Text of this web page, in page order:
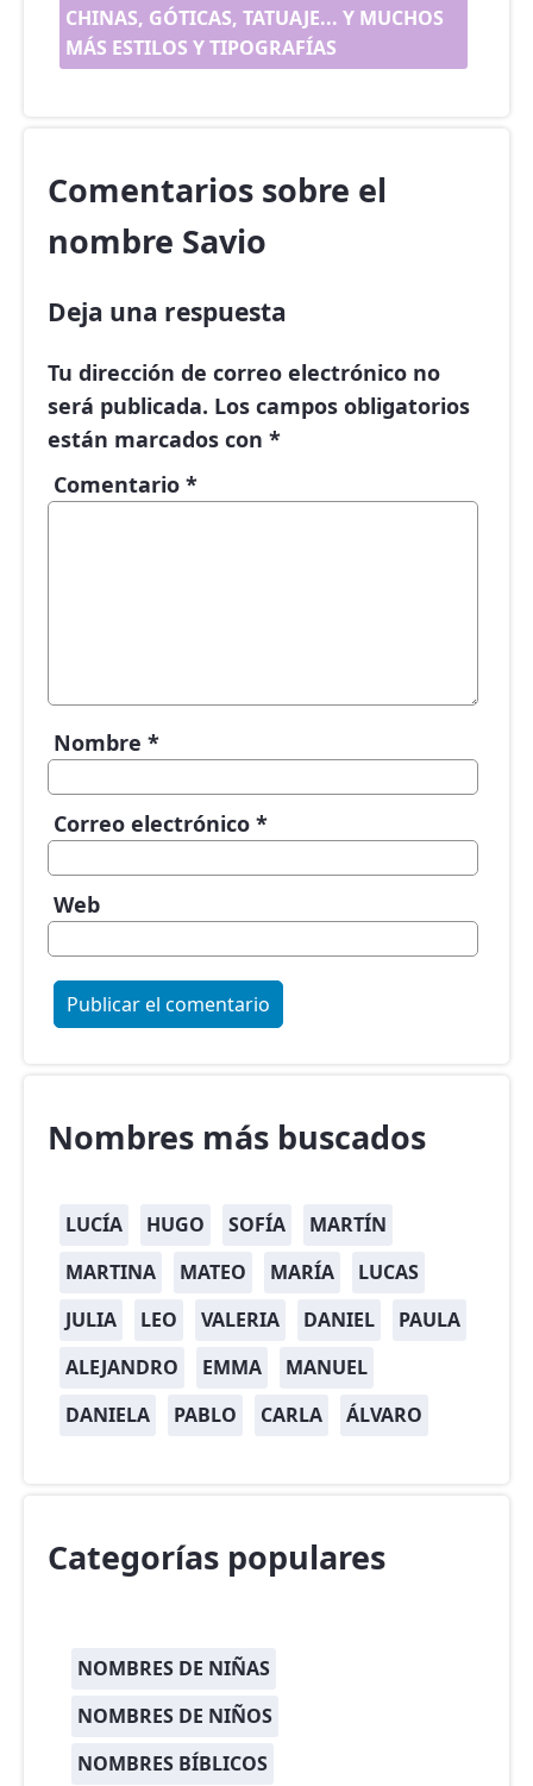
CHINAS, GÓTICAS, TATUAJE... Y MUCHOS
MÁS ESTILOS Y TIPOGRAFÍAS
Comentarios sobre el
nombre Savio
Deja una respuesta
Tu dirección de correo electrónico no
será publicada. Los campos obligatorios
están marcados con *
Comentario *
Nombre *
Correo electrónico *
Web
Nombres más buscados
LUCÍA HUGO SOFÍA
MARTÍN
MARTINA
MATEO MARÍA
LUCAS
JULIA
LEO VALERIA DANIEL
PAULA
ALEJANDRO
EMMA
MANUEL
DANIELA
PABLO CARLA ÁLVARO
Categorías populares
NOMBRES DE NIÑAS
NOMBRES DE NIÑOS
NOMBRES BÍBLICOS